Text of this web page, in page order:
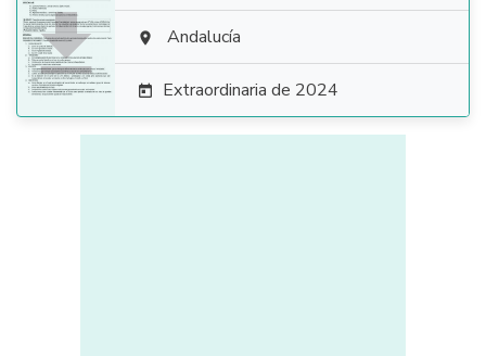
  Andalucía
 Extraordinaria de 2024